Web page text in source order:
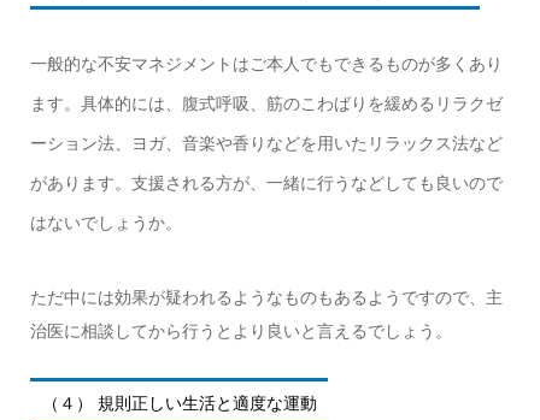
一般的な不安マネジメントはご本人でもできるものが多くあり
ます。具体的には、腹式呼吸、筋のこわばりを緩めるリラクゼ
ーション法、ヨガ、音楽や香りなどを用いたリラックス法など
があります。支援される方が、一緒に行うなどしても良いので
はないでしょうか。
ただ中には効果が疑われるようなものもあるようですので、主
治医に相談してから行うとより良いと言えるでしょう。
（４） 規則正しい生活と適度な運動